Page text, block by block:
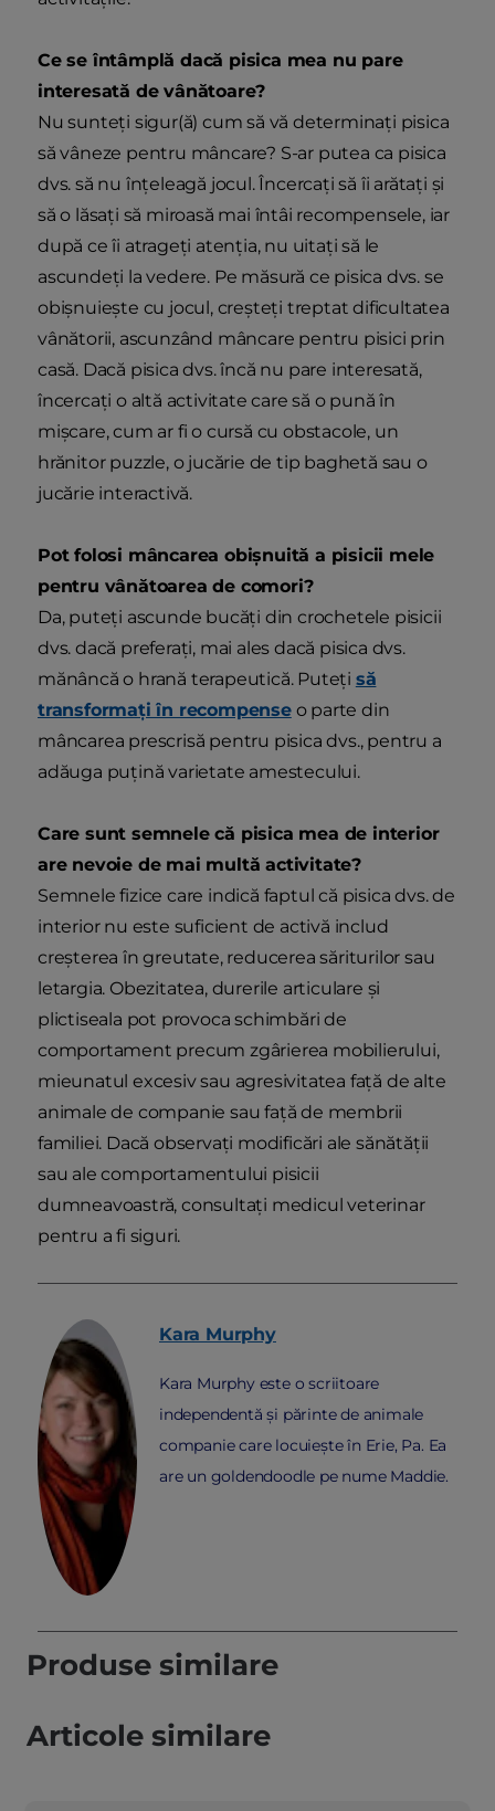
Ce se întâmplă dacă pisica mea nu pare
interesată de vânătoare?
Nu sunteți sigur(ă) cum să vă determinați pisica
să vâneze pentru mâncare? S-ar putea ca pisica
dvs. să nu înțeleagă jocul. Încercați să îi arătați și
să o lăsați să miroasă mai întâi recompensele, iar
după ce îi atrageți atenția, nu uitați să le
ascundeți la vedere. Pe măsură ce pisica dvs. se
obișnuiește cu jocul, creșteți treptat dificultatea
vânătorii, ascunzând mâncare pentru pisici prin
casă. Dacă pisica dvs. încă nu pare interesată,
încercați o altă activitate care să o pună în
mișcare, cum ar fi o cursă cu obstacole, un
hrănitor puzzle, o jucărie de tip baghetă sau o
jucărie interactivă.
Pot folosi mâncarea obișnuită a pisicii mele
pentru vânătoarea de comori?
Da, puteți ascunde bucăți din crochetele pisicii
dvs. dacă preferați, mai ales dacă pisica dvs.
mănâncă o hrană terapeutică. Puteți să
transformați în recompenseo parte din
mâncarea prescrisă pentru pisica dvs., pentru a
adăuga puțină varietate amestecului.
Care sunt semnele că pisica mea de interior
are nevoie de mai multă activitate?
Semnele fizice care indică faptul că pisica dvs. de
interior nu este suficient de activă includ
creșterea în greutate, reducerea săriturilor sau
letargia. Obezitatea, durerile articulare și
plictiseala pot provoca schimbări de
comportament precum zgârierea mobilierului,
mieunatul excesiv sau agresivitatea față de alte
animale de companie sau față de membrii
familiei. Dacă observați modificări ale sănătății
sau ale comportamentului pisicii
dumneavoastră, consultați medicul veterinar
pentru a fi siguri.
Kara Murphy
Kara Murphy este o scriitoare
independentă și părinte de animale
companie care locuiește în Erie, Pa. Ea
are un goldendoodle pe nume Maddie.
Produse similare
Articole similare